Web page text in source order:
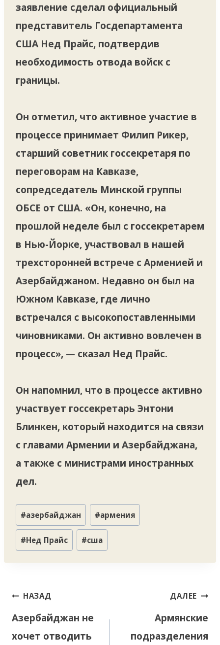
заявление сделал официальный
представитель Госдепартамента
США Нед Прайс, подтвердив
необходимость отвода войск с
границы.
Он отметил, что активное участие в
процессе принимает Филип Рикер,
старший советник госсекретаря по
переговорам на Кавказе,
сопредседатель Минской группы
ОБСЕ от США. «Он, конечно, на
прошлой неделе был с госсекретарем
в Нью-Йорке, участвовал в нашей
трехсторонней встрече с Арменией и
Азербайджаном. Недавно он был на
Южном Кавказе, где лично
встречался с высокопоставленными
чиновниками. Он активно вовлечен в
процесс», — сказал Нед Прайс.
Он напомнил, что в процессе активно
участвует госсекретарь Энтони
Блинкен, который находится на связи
с главами Армении и Азербайджана,
а также с министрами иностранных
дел.
Метки
записи:
#азербайджан #армения
#Нед Прайс #сша
Навигация
записям
НАЗАД
Азербайджан не
хочет отводить
ДАЛЕЕ
Армянские
подразделения